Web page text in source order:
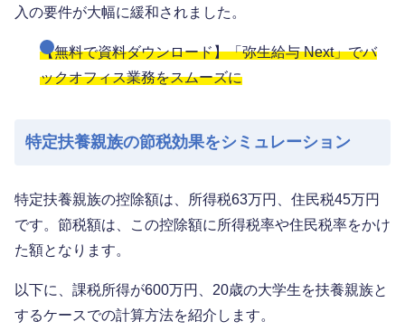
入の要件が大幅に緩和されました。
【無料で資料ダウンロード】「弥生給与 Next」でバ
ックオフィス業務をスムーズに
特定扶養親族の節税効果をシミュレーション
特定扶養親族の控除額は、所得税63万円、住民税45万円
です。節税額は、この控除額に所得税率や住民税率をかけ
た額となります。
以下に、課税所得が600万円、20歳の大学生を扶養親族と
するケースでの計算方法を紹介します。